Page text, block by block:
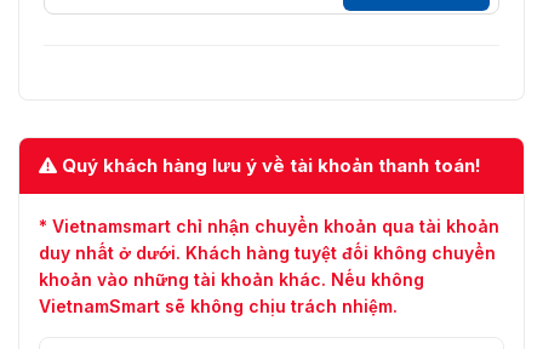
Quý khách hàng lưu ý về tài khoản thanh toán!
* Vietnamsmart chỉ nhận chuyển khoản qua tài khoản
duy nhất ở dưới. Khách hàng tuyệt đối không chuyển
khoản vào những tài khoản khác. Nếu không
VietnamSmart sẽ không chịu trách nhiệm.